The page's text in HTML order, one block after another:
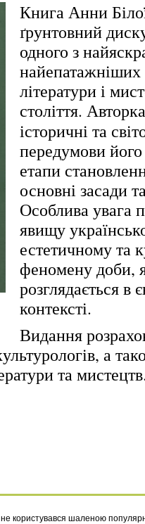
Книга Анни
ґрунтовний
одного з
найепатажніших
літератури і
століття.
історичні та
передумови
етапи
основні засади
Особлива увага
явищу
естетичному та
феномену доби,
розглядається в
контексті.
Видання
а
та
не користувався шаленою